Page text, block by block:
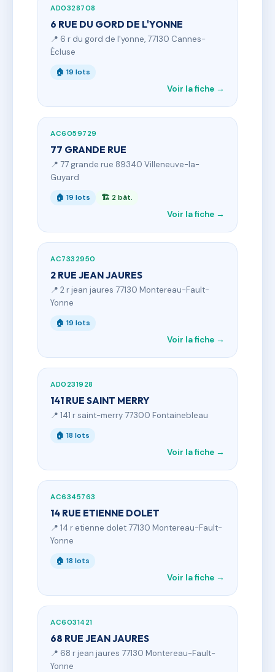
AD0328708
6 RUE DU GORD DE L'YONNE
📍 6 r du gord de l'yonne, 77130 Cannes-
Écluse
🏠 19 lots
Voir la fiche →
AC6059729
77 GRANDE RUE
📍 77 grande rue 89340 Villeneuve-la-
Guyard
🏠 19 lots 🏗 2 bât.
Voir la fiche →
AC7332950
2 RUE JEAN JAURES
📍 2 r jean jaures 77130 Montereau-Fault-
Yonne
🏠 19 lots
Voir la fiche →
AD0231928
141 RUE SAINT MERRY
📍 141 r saint-merry 77300 Fontainebleau
🏠 18 lots
Voir la fiche →
AC6345763
14 RUE ETIENNE DOLET
📍 14 r etienne dolet 77130 Montereau-Fault-
Yonne
🏠 18 lots
Voir la fiche →
AC6031421
68 RUE JEAN JAURES
📍 68 r jean jaures 77130 Montereau-Fault-
Yonne